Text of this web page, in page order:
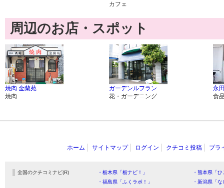
カフェ
周辺のお店・スポット
焼肉 金蘭苑
焼肉
ガーデンルフラン
花・ガーデニング
永
食
ホーム サイトマップ ログイン クチコミ投稿 プラ
全国のクチコミナビ(R) ・栃木県「栃ナビ！」
・熊本県「
・福島県「ふくラボ！」
・新潟県「